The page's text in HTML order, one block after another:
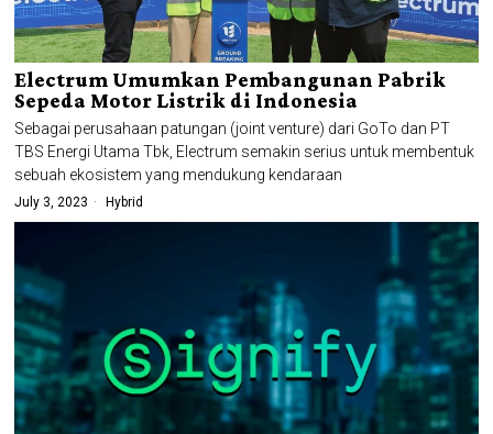
Electrum Umumkan Pembangunan Pabrik
Sepeda Motor Listrik di Indonesia
Sebagai perusahaan patungan (joint venture) dari GoTo dan PT
TBS Energi Utama Tbk, Electrum semakin serius untuk membentuk
sebuah ekosistem yang mendukung kendaraan
July 3, 2023 Hybrid